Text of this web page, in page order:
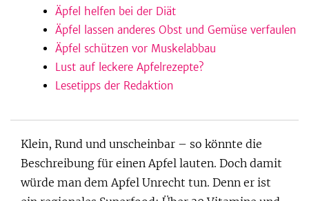
Äpfel helfen bei der Diät
Äpfel lassen anderes Obst und Gemüse verfaulen
Äpfel schützen vor Muskelabbau
Lust auf leckere Apfelrezepte?
Lesetipps der Redaktion
Klein, Rund und unscheinbar – so könnte die
Beschreibung für einen Apfel lauten. Doch damit
würde man dem Apfel Unrecht tun. Denn er ist